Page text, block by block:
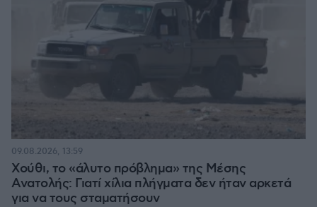
Χούθι, το «άλυτο πρόβλημα» της Μέσης
Ανατολής: Γιατί χίλια πλήγματα δεν ήταν αρκετά
για να τους σταματήσουν
09.08.2026, 13:59